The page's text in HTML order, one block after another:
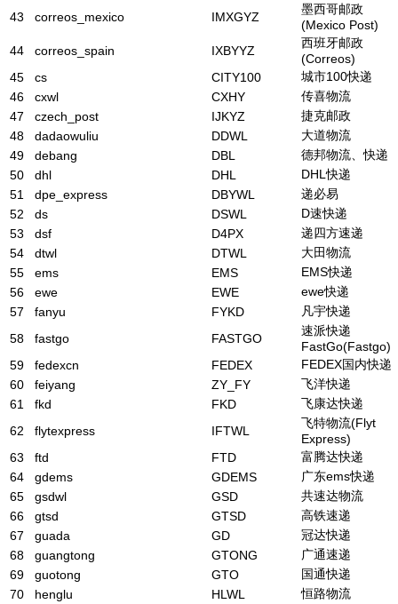
43
correos_mexico IMXGYZ
墨西哥邮政
(Mexico Post)
44
correos_spain IXBYYZ
西班牙邮政
(Correos)
45
cs CITY100
城市100快递
46
cxwl CXHY
传喜物流
47
czech_post IJKYZ
捷克邮政
48
dadaowuliu DDWL
大道物流
49
debang DBL
德邦物流、快递
50
dhl DHL
DHL快递
51
dpe_express DBYWL
递必易
52
ds DSWL
D速快递
53
dsf D4PX
递四方速递
54
dtwl DTWL
大田物流
55
ems EMS
EMS快递
56
ewe EWE
ewe快递
57
fanyu FYKD
凡宇快递
58
fastgo FASTGO
速派快递
FastGo(Fastgo)
59
fedexcn FEDEX
FEDEX国内快递
60
feiyang ZY_FY
飞洋快递
61
fkd FKD
飞康达快递
62
flytexpress IFTWL
飞特物流(Flyt
Express)
63
ftd FTD
富腾达快递
64
gdems GDEMS
广东ems快递
65
gsdwl GSD
共速达物流
66
gtsd GTSD
高铁速递
67
guada GD
冠达快递
68
guangtong GTONG
广通速递
69
guotong GTO
国通快递
70
henglu HLWL
恒路物流